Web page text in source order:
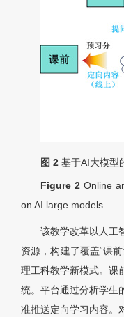
图 2 基于AI大模型
Figure 2 Online
on AI large models
该教学改革以人工
资源，构建了覆盖“课
理工科教学新模式。课
统。平台通过分析学生
准推送定向学习内容。